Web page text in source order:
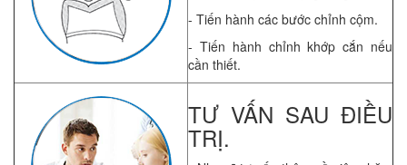
- Tiến hành các bước chỉnh cộm.
- Tiến hành chỉnh khớp cắn nếu
cần thiết.
TƯ VẤN SAU ĐIỀU
TRỊ.